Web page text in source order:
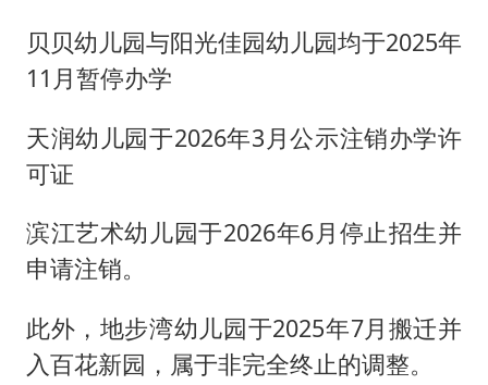
贝贝幼儿园与阳光佳园幼儿园均于2025年
11月暂停办学
天润幼儿园于2026年3月公示注销办学许
可证
滨江艺术幼儿园于2026年6月停止招生并
申请注销。
此外，地步湾幼儿园于2025年7月搬迁并
入百花新园，属于非完全终止的调整。